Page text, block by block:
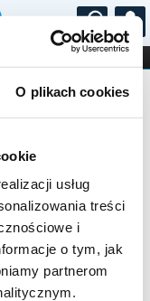
O plikach cookies
usług
treści
i
o tym, jak
partnerom
...
STAND-UP
wydarzenie